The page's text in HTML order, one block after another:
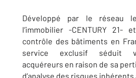
Développé par le réseau
l’immobilier -CENTURY 21-
contrôle des bâtiments en
service exclusif séduit
acquéreurs en raison de sa
d’analyse des risques